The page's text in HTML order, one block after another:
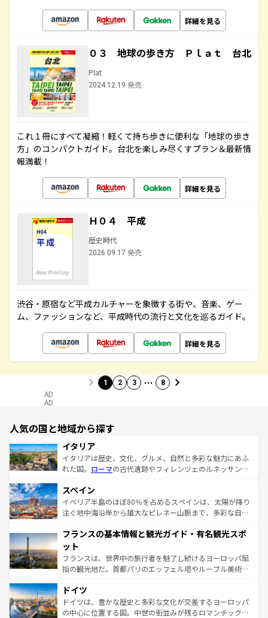
詳細を見る
０３ 地球の歩き方 Ｐｌａｔ 台北
Plat
2024.12.19 発売
これ１冊にすべて凝縮！軽くて持ち歩きに便利な「地球の歩き
方」のコンパクトガイド。台北を楽しみ尽くすプラン＆最新情
報満載！
詳細を見る
Ｈ０４ 平成
歴史時代
2026.09.17 発売
渋谷・原宿など平成カルチャーを象徴する街や、音楽、ゲー
ム、ファッションなど、平成時代の流行と文化を巡るガイド。
詳細を見る
1 2 3 … 8
AD
AD
人気の国と地域から探す
イタリア
イタリアは歴史、文化、グルメ、自然と多彩な魅力にあふ
れた国。 ローマの古代遺跡やフィレンツェのルネッサンス
ろん、トスカーナの美しい田園風景やアマルフィ海岸の絶
景など、自然景観も見逃せない。観光の合間には、本場の
ピザやパスタなど、絶品のイタリア料理を堪能することも
ませてくれるイタリアで、忘れられない旅をしてみよう！
なお、新着のイタリア情報は
しい。
スペイン
イベリア半島のほぼ80％を占めるスペインは、太陽が降り
注ぐ地中海沿岸から雄大なピレネー山脈まで、多彩な自然
文化が根付くこの国では、情熱的なフラメンコ、熱気あふ
れる闘牛、そして美味しいタパスが生活の一部となってい
る。首都マドリードの洗練された雰囲気や、バルセロナの
アートに溢れた街角から、地方では古代ローマ遺跡や中世
せる。地方によって風土や気候が異なるスペインはその個
性で訪れる人を魅了する。 なお、新着のスペイン情報は コ
ンテンツ一覧を参照してほしい。
フランスの基本情報と観光ガイド・有名観光スポ
ット
フランスは、世界中の旅行者を魅了し続けるヨーロッパ屈
指の観光地だ。首都パリのエッフェル塔やルーブル美術館
で、幅広い魅力が詰まっている。華麗な宮殿、歴史的な大
聖堂、美しいビーチ、そして豊かな自然が、訪れる者を心
から魅了する。また、フランスは美食の国としても知ら
ドイツ
ドイツは、豊かな歴史と多彩な文化が交差するヨーロッパ
の中心に位置する国。中世の街並みが残るロマンチック街